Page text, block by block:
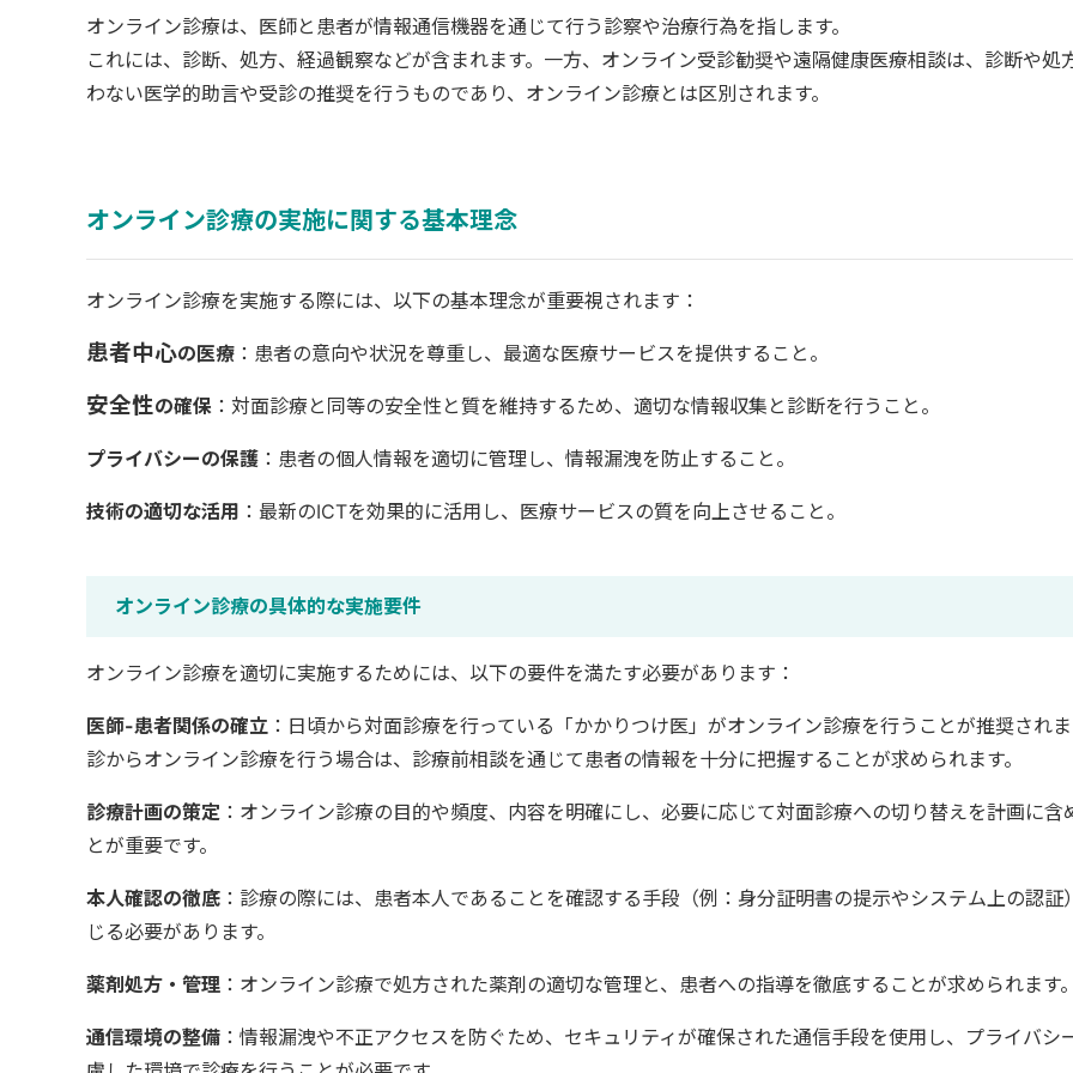
オンライン診療は、医師と患者が情報通信機器を通じて行う診察や治療行為を指します。
これには、診断、処方、経過観察などが含まれます。一方、オンライン受診勧奨や遠隔健康医療相談は、診断や処
わない医学的助言や受診の推奨を行うものであり、オンライン診療とは区別されます。
オンライン診療の実施に関する基本理念
オンライン診療を実施する際には、以下の基本理念が重要視されます：
患者中心の医療 ：患者の意向や状況を尊重し、最適な医療サービスを提供すること。
安全性の確保 ：対面診療と同等の安全性と質を維持するため、適切な情報収集と診断を行うこと。
プライバシーの保護 ：患者の個人情報を適切に管理し、情報漏洩を防止すること。
技術の適切な活用 ：最新のICTを効果的に活用し、医療サービスの質を向上させること。
オンライン診療の具体的な実施要件
オンライン診療を適切に実施するためには、以下の要件を満たす必要があります：
医師-患者関係の確立 ：日頃から対面診療を行っている「かかりつけ医」がオンライン診療を行うことが推奨され
診からオンライン診療を行う場合は、診療前相談を通じて患者の情報を十分に把握することが求められます。
診療計画の策定 ：オンライン診療の目的や頻度、内容を明確にし、必要に応じて対面診療への切り替えを計画に含
とが重要です。
本人確認の徹底 ：診療の際には、患者本人であることを確認する手段（例：身分証明書の提示やシステム上の認証
じる必要があります。
薬剤処方・管理 ：オンライン診療で処方された薬剤の適切な管理と、患者への指導を徹底することが求められます
通信環境の整備 ：情報漏洩や不正アクセスを防ぐため、セキュリティが確保された通信手段を使用し、プライバシ